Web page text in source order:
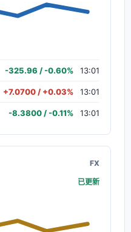
-325.96 / -0.60% 13:01
+7.0700 / +0.03% 13:01
-8.3800 / -0.11% 13:01
FX
已更新